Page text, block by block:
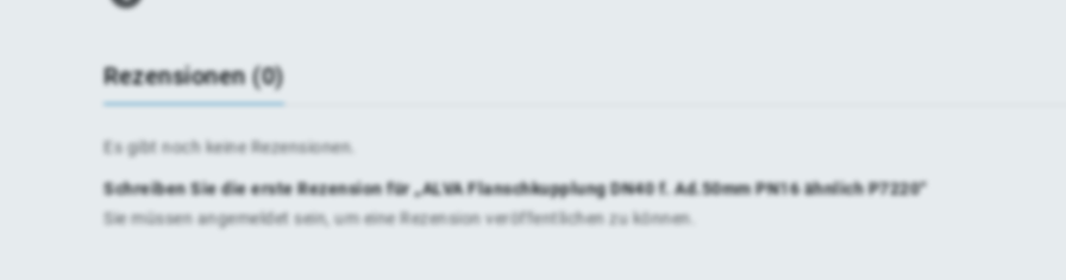
Rezensionen (0)
Es gibt noch keine Rezensionen.
Schreiben Sie die erste Rezension für „ALVA Flanschkupplung DN40 f. Ad.50mm PN16 ähnlich P7220“
Sie müssen angemeldet sein, um eine Rezension veröffentlichen zu können.